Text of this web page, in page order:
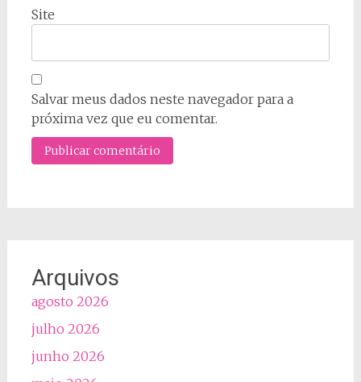
Site
Salvar meus dados neste navegador para a
próxima vez que eu comentar.
Arquivos
agosto 2026
julho 2026
junho 2026